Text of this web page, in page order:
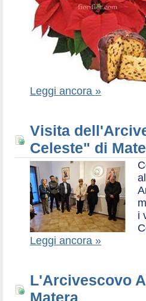
Leggi ancora »
Visita
Celeste" di
i
Leggi ancora »
L'Arcivescovo
Matera